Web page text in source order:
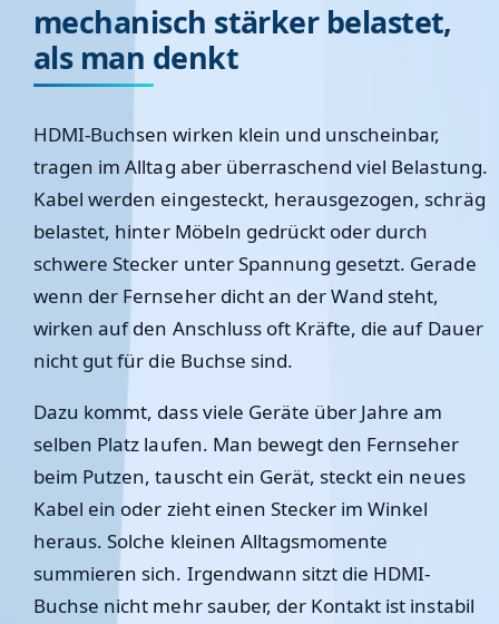
mechanisch stärker belastet,
als man denkt
HDMI-Buchsen wirken klein und unscheinbar,
tragen im Alltag aber überraschend viel Belastung.
Kabel werden eingesteckt, herausgezogen, schräg
belastet, hinter Möbeln gedrückt oder durch
schwere Stecker unter Spannung gesetzt. Gerade
wenn der Fernseher dicht an der Wand steht,
wirken auf den Anschluss oft Kräfte, die auf Dauer
nicht gut für die Buchse sind.
Dazu kommt, dass viele Geräte über Jahre am
selben Platz laufen. Man bewegt den Fernseher
beim Putzen, tauscht ein Gerät, steckt ein neues
Kabel ein oder zieht einen Stecker im Winkel
heraus. Solche kleinen Alltagsmomente
summieren sich. Irgendwann sitzt die HDMI-
Buchse nicht mehr sauber, der Kontakt ist instabil